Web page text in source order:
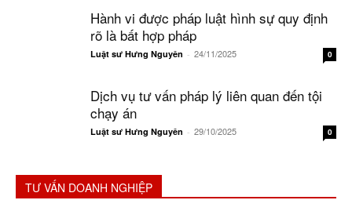
Hành vi được pháp luật hình sự quy định
rõ là bất hợp pháp
Luật sư Hưng Nguyên - 24/11/2025 0
Dịch vụ tư vấn pháp lý liên quan đến tội
chạy án
Luật sư Hưng Nguyên - 29/10/2025 0
TƯ VẤN DOANH NGHIỆP